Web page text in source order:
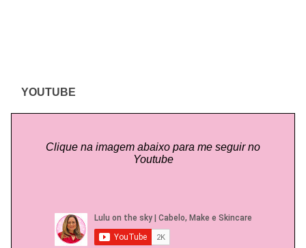
YOUTUBE
Clique na imagem abaixo para me seguir no
Youtube